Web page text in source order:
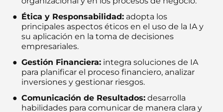
Ética y Responsabilidad: adopta los
principales aspectos éticos en el uso de la IA y
su aplicación en la toma de decisiones
empresariales.
Gestión Financiera: integra soluciones de IA
para planificar el proceso financiero, analizar
inversiones y gestionar riesgos.
Comunicación de Resultados: desarrolla
habilidades para comunicar de manera clara y